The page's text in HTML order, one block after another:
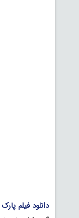
دانلود فیلم